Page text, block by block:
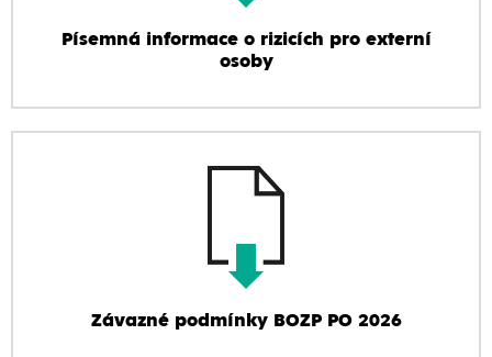
Písemná informace o rizicích pro externí
osoby
Závazné podmínky BOZP PO 2026